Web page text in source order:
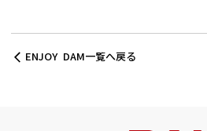
ENJOY DAM一覧へ戻る